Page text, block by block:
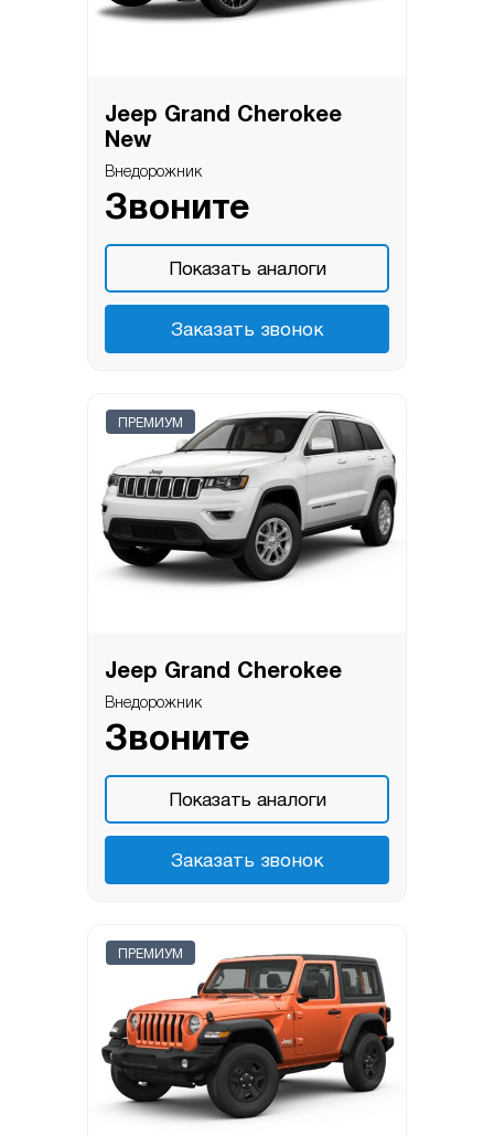
Jeep Grand Cherokee
New
Внедорожник
Звоните
Показать аналоги
Заказать звонок
ПРЕМИУМ
Jeep Grand Cherokee
Внедорожник
Звоните
Показать аналоги
Заказать звонок
ПРЕМИУМ